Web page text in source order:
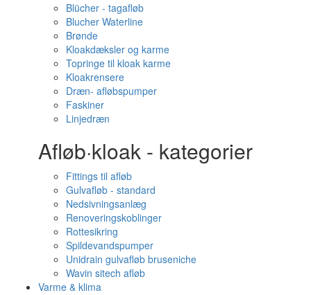
Blücher - tagafløb
Blucher Waterline
Brønde
Kloakdæksler og karme
Topringe til kloak karme
Kloakrensere
Dræn- afløbspumper
Faskiner
Linjedræn
Afløb·kloak - kategorier
Fittings til afløb
Gulvafløb - standard
Nedsivningsanlæg
Renoveringskoblinger
Rottesikring
Spildevandspumper
Unidrain gulvafløb bruseniche
Wavin sitech afløb
Varme & klima